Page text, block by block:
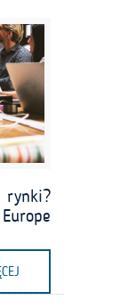
rynki?